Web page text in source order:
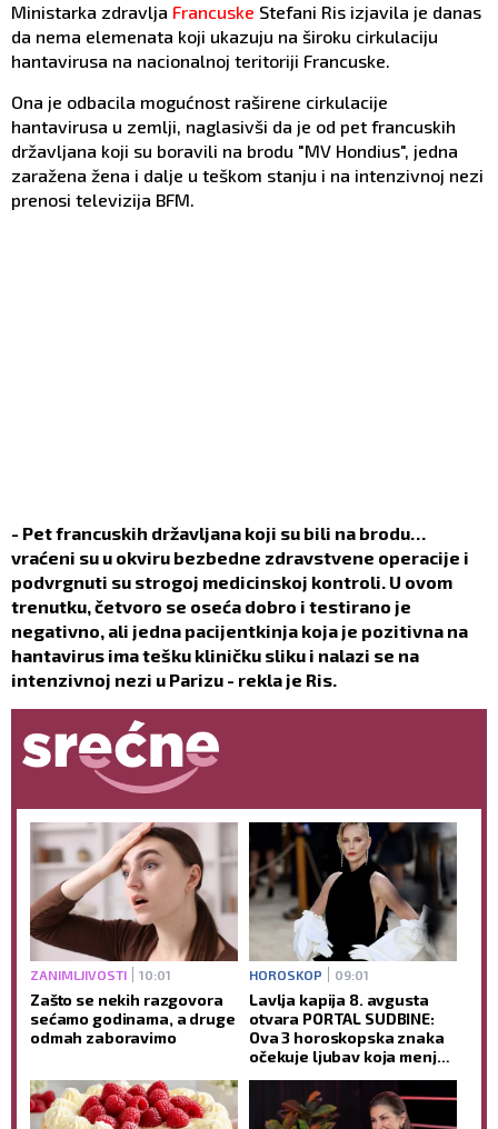
Ministarka zdravlja Francuske Stefani Ris izjavila je danas
da nema elemenata koji ukazuju na široku cirkulaciju
hantavirusa na nacionalnoj teritoriji Francuske.
Ona je odbacila mogućnost raširene cirkulacije
hantavirusa u zemlji, naglasivši da je od pet francuskih
državljana koji su boravili na brodu "MV Hondius", jedna
zaražena žena i dalje u teškom stanju i na intenzivnoj nezi
prenosi televizija BFM.
- Pet francuskih državljana koji su bili na brodu…
vraćeni su u okviru bezbedne zdravstvene operacije i
podvrgnuti su strogoj medicinskoj kontroli. U ovom
trenutku, četvoro se oseća dobro i testirano je
negativno, ali jedna pacijentkinja koja je pozitivna na
hantavirus ima tešku kliničku sliku i nalazi se na
intenzivnoj nezi u Parizu - rekla je Ris.
ZANIMLJIVOSTI 10:01
Zašto se nekih razgovora
sećamo godinama, a druge
odmah zaboravimo
HOROSKOP 09:01
Lavlja kapija 8. avgusta
otvara PORTAL SUDBINE:
Ova 3 horoskopska znaka
očekuje ljubav koja menja